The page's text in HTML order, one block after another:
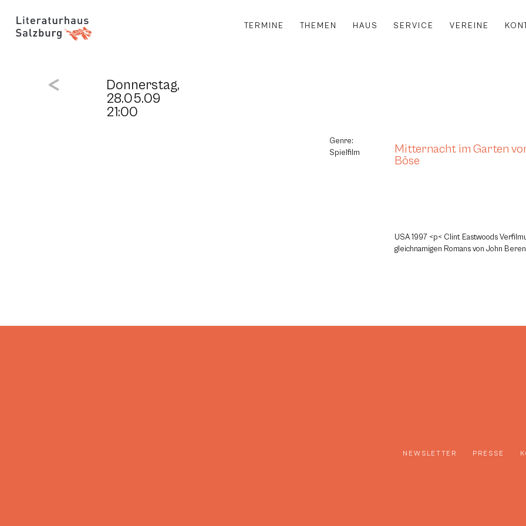
TERMINE THEMEN HAUS SERVICE VEREINE
Donnerstag,
28.05.09
21:00
Genre:
Spielfilm
Mitternacht im Garten
Böse
USA 1997 <p< Clint Eastwoods
gleichnamigen Romans von John
NEWSLETTER PRESSE